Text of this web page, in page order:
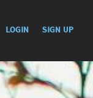
LOGIN SIGN UP